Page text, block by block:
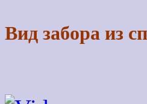
Вид забора из